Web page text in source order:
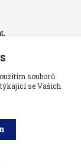
souborů
se Vašich